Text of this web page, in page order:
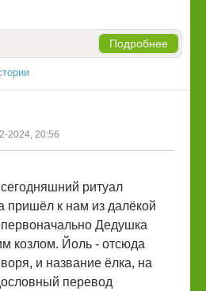
Подробнее
2024, 20:56
сегодняшний ритуал
пришёл к нам из далёкой
Дедушка
козлом. Йоль - отсюда
и название ёлка, на
перевод